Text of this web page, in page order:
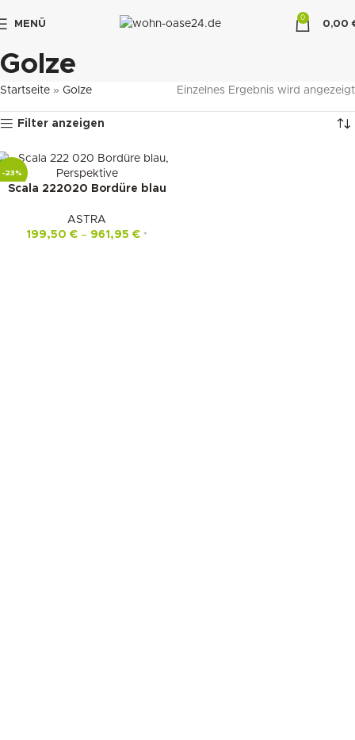
MENÜ
0
0,00
Golze
Startseite » Golze Einzelnes Ergebnis wird angezeigt
Filter anzeigen
-23%
Scala 222020 Bordüre blau
ASTRA
199,50 € – 961,95 € *